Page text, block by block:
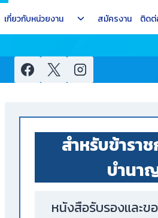
เกี่ยวกับหน่วยงาน
Toggle
child
สมัครงาน ติดต่
สำหรับข้ารา
บำนา
หนังสือรับรองและข